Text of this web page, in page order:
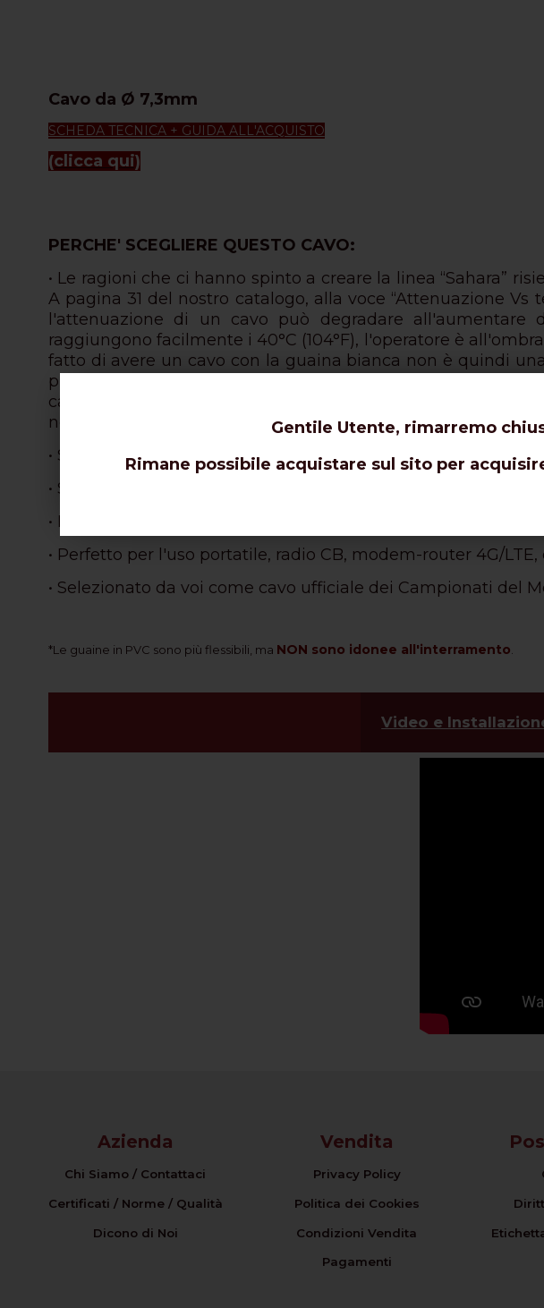
Cavo da Ø 7,3mm
SCHEDA TECNICA + GUIDA ALL'ACQUISTO
(clicca qui)
PERCHE' SCEGLIERE QUESTO CAVO:
• Le ragioni che ci hanno spinto a creare la linea “Sahara”
A pagina 31 del nostro catalogo, alla voce “Attenuazione
l'attenuazione di un cavo può degradare
raggiungono facilmente i 40°C (104°F), l'operatore è
fatto di avere un cavo con la guaina bianca non è quindi
prestazioni dell'intero sistema. Forse il filtro UV sarà meno
cavi con guaina bianca si fondono con i cavi da 75 ohm,
nero.
• Surclassa per prestazioni un classico RG213/U
• Straordinaria flessibilità, p
• Più leggero e maneggevole:
• Perfetto per l'uso portatile, radio CB, modem-router 4G/
• Selezionato da voi come cavo ufficiale dei Campionati del
*Le guaine in PVC sono più flessibili, ma NON sono idonee all'interramento
Video e
Azienda
Chi Siamo / Contattaci
Certificati / Norme / Qualità
Dicono di Noi
Vendita
Privacy Policy
Politica dei Cookies
Condizioni Vendita
Pagamenti
Gentile Utente, rimarremo
Rimane possibile acquistare sul sito per